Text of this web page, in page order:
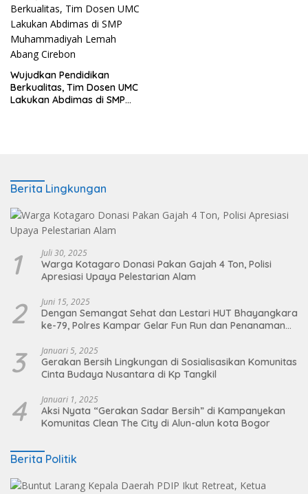
Wujudkan Pendidikan
Berkualitas, Tim Dosen UMC
Lakukan Abdimas di SMP
Berita Lingkungan
1 Juli 30, 2025
Warga Kotagaro Donasi Pakan Gajah 4 Ton, Polisi
Apresiasi Upaya Pelestarian Alam
2 Juni 15, 2025
Dengan Semangat Sehat dan Lestari HUT Bhayangkara
ke-79, Polres Kampar Gelar Fun Run dan Penanaman
3 Januari 5, 2025
Gerakan Bersih Lingkungan di Sosialisasikan Komunitas
Cinta Budaya Nusantara di Kp Tangkil
4 Januari 1, 2025
Aksi Nyata “Gerakan Sadar Bersih” di Kampanyekan
Komunitas Clean The City di Alun-alun kota Bogor
Berita Politik